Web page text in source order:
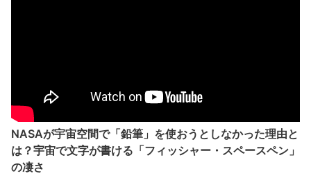
NASAが宇宙空間で「鉛筆」を使おうとしなかった理由と
は？宇宙で文字が書ける「フィッシャー・スペースペン」
の凄さ